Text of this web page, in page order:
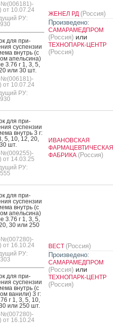
от 10.07.24
РУ:
для при­
сус­пензии
внутрь (с
апель­си­на)
3.76 г 1, 3, 5,
или 30 шт.
от 10.07.24
РУ:
ЖЕНЕЛ РД (Россия)
Произведено:
САМАРАМЕДПРОМ
(Россия)или
ТЕХНОПАРК-ЦЕНТР
(Россия)
для при­
сус­пензии
внутрь 3 г:
5, 10, 12, 20,
шт.
от 14.03.25
РУ:
ИВАНОВСКАЯ
ФАРМАЦЕВТИЧЕСКАЯ
ФАБРИКА (Россия)
для при­
сус­пензии
внутрь (с
апель­си­на)
3.76 г 1, 3, 5,
30 или 250
от 16.10.24
РУ:
для при­
сус­пензии
внутрь (с
ва­нили) 3 г:
г 1, 3, 5, 10,
или 250 шт.
от 16.10.24
ВЕСТ (Россия)
Произведено:
САМАРАМЕДПРОМ
(Россия)или
ТЕХНОПАРК-ЦЕНТР
(Россия)